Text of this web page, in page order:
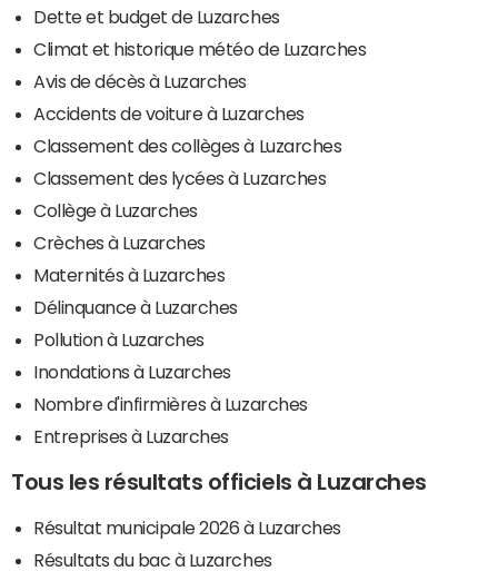
Dette et budget de Luzarches
Climat et historique météo de Luzarches
Avis de décès à Luzarches
Accidents de voiture à Luzarches
Classement des collèges à Luzarches
Classement des lycées à Luzarches
Collège à Luzarches
Crèches à Luzarches
Maternités à Luzarches
Délinquance à Luzarches
Pollution à Luzarches
Inondations à Luzarches
Nombre d'infirmières à Luzarches
Entreprises à Luzarches
Tous les résultats officiels à Luzarches
Résultat municipale 2026 à Luzarches
Résultats du bac à Luzarches